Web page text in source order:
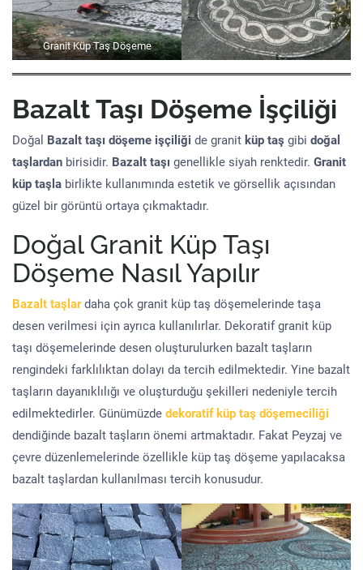
Granit Küp Taş Döşeme
Bazalt Taşı Döşeme İşçiliği
Doğal Bazalt taşı döşeme işçiliği de granit küp taş gibi doğal
taşlardan birisidir. Bazalt taşı genellikle siyah renktedir. Granit
küp taşla birlikte kullanımında estetik ve görsellik açısından
güzel bir görüntü ortaya çıkmaktadır.
Doğal Granit Küp Taşı
Döşeme Nasıl Yapılır
Bazalt taşlardaha çok granit küp taş döşemelerinde taşa
desen verilmesi için ayrıca kullanılırlar. Dekoratif granit küp
taşı döşemelerinde desen oluşturulurken bazalt taşların
rengindeki farklılıktan dolayı da tercih edilmektedir. Yine bazalt
taşların dayanıklılığı ve oluşturduğu şekilleri nedeniyle tercih
edilmektedirler. Günümüzde dekoratif küp taş döşemeciliği
dendiğinde bazalt taşların önemi artmaktadır. Fakat Peyzaj ve
çevre düzenlemelerinde özellikle küp taş döşeme yapılacaksa
bazalt taşlardan kullanılması tercih konusudur.